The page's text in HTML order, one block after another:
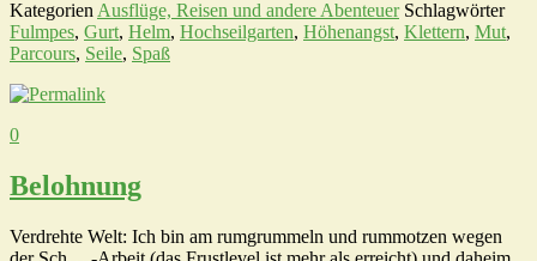
Kategorien Ausflüge, Reisen und andere Abenteuer Schlagwörter
Fulmpes, Gurt, Helm, Hochseilgarten, Höhenangst, Klettern, Mut,
Parcours, Seile, Spaß
0
Belohnung
Verdrehte Welt: Ich bin am rumgrummeln und rummotzen wegen